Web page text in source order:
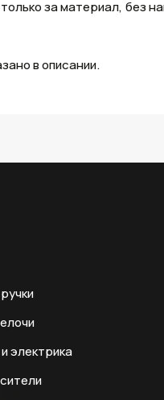
за материал, без
в описании.
электрика